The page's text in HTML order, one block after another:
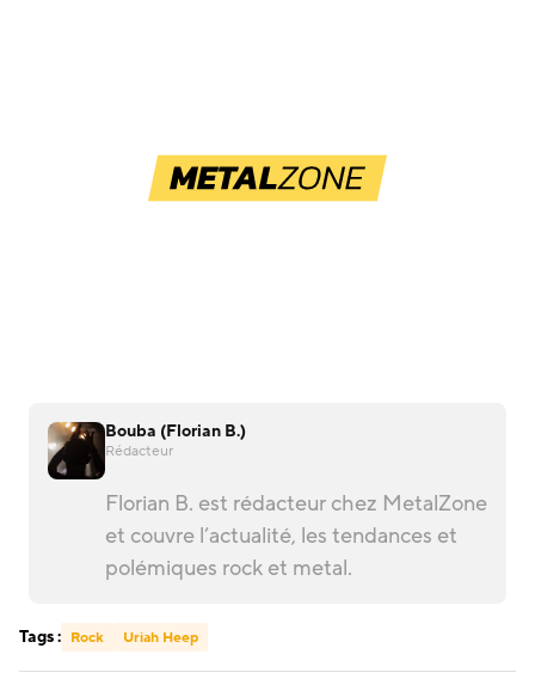
Bouba (Florian B.)
Rédacteur
Florian B. est rédacteur chez MetalZone
et couvre l’actualité, les tendances et
polémiques rock et metal.
Tags : Rock Uriah Heep